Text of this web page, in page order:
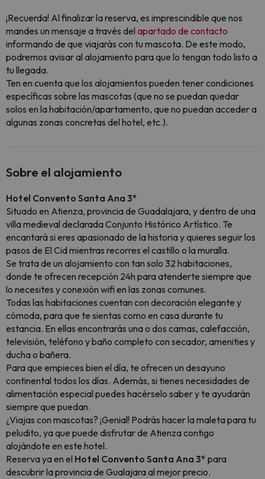
¡Recuerda! Al finalizar la reserva, es imprescindible que nos
mandes un mensaje a través del apartado de contacto
informando de que viajarás con tu mascota. De este modo,
podremos avisar al alojamiento para que lo tengan todo listo a
tu llegada.
Ten en cuenta que los alojamientos pueden tener condiciones
específicas sobre las mascotas (que no se puedan quedar
solos en la habitación/apartamento, que no puedan acceder a
algunas zonas concretas del hotel, etc.).
Sobre el alojamiento
Hotel Convento Santa Ana 3*
Situado en Atienza, provincia de Guadalajara, y dentro de una
villa medieval declarada Conjunto Histórico Artístico. Te
encantará si eres apasionado de la historia y quieres seguir los
pasos de El Cid mientras recorres el castillo o la muralla.
Se trata de un alojamiento con tan solo 32 habitaciones,
donde te ofrecen recepción 24h para atenderte siempre que
lo necesites y conexión wifi en las zonas comunes.
Todas las habitaciones cuentan con decoración elegante y
cómoda, para que te sientas como en casa durante tu
estancia. En ellas encontrarás una o dos camas, calefacción,
televisión, teléfono y baño completo con secador, amenities y
ducha o bañera.
Para que empieces bien el día, te ofrecen un desayuno
continental todos los días. Además, si tienes necesidades de
alimentación especial puedes hacérselo saber y te ayudarán
siempre que puedan.
¿Viajas con mascotas? ¡Genial! Podrás hacer la maleta para tu
peludito, ya que puede disfrutar de Atienza contigo
alojándote en este hotel.
Reserva ya en el Hotel Convento Santa Ana 3* para
descubrir la provincia de Gualajara al mejor precio.